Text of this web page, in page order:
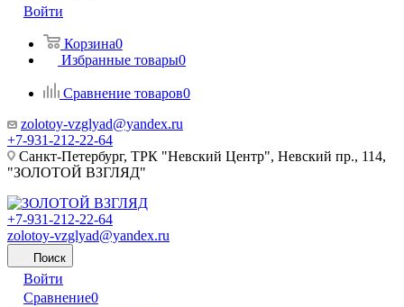
Войти
Корзина0
Избранные товары0
Сравнение товаров0
zolotoy-vzglyad@yandex.ru
+7-931-212-22-64
Санкт-Петербург, ТРК "Невский Центр", Невский пр., 114,
"ЗОЛОТОЙ ВЗГЛЯД"
+7-931-212-22-64
zolotoy-vzglyad@yandex.ru
Поиск
Войти
Сравнение0